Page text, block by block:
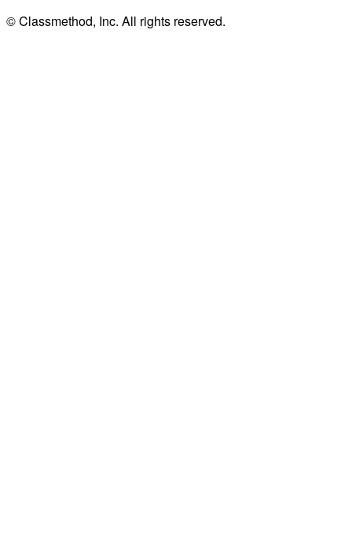
© Classmethod, Inc. All rights reserved.